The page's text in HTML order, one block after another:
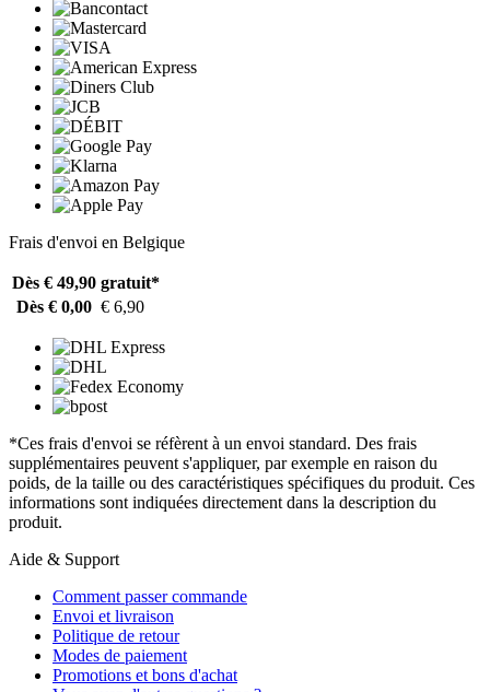
Frais d'envoi en Belgique
Dès € 49,90 gratuit*
Dès € 0,00 € 6,90
*Ces frais d'envoi se réfèrent à un envoi standard. Des frais
supplémentaires peuvent s'appliquer, par exemple en raison du
poids, de la taille ou des caractéristiques spécifiques du produit. Ces
informations sont indiquées directement dans la description du
produit.
Aide & Support
Comment passer commande
Envoi et livraison
Politique de retour
Modes de paiement
Promotions et bons d'achat